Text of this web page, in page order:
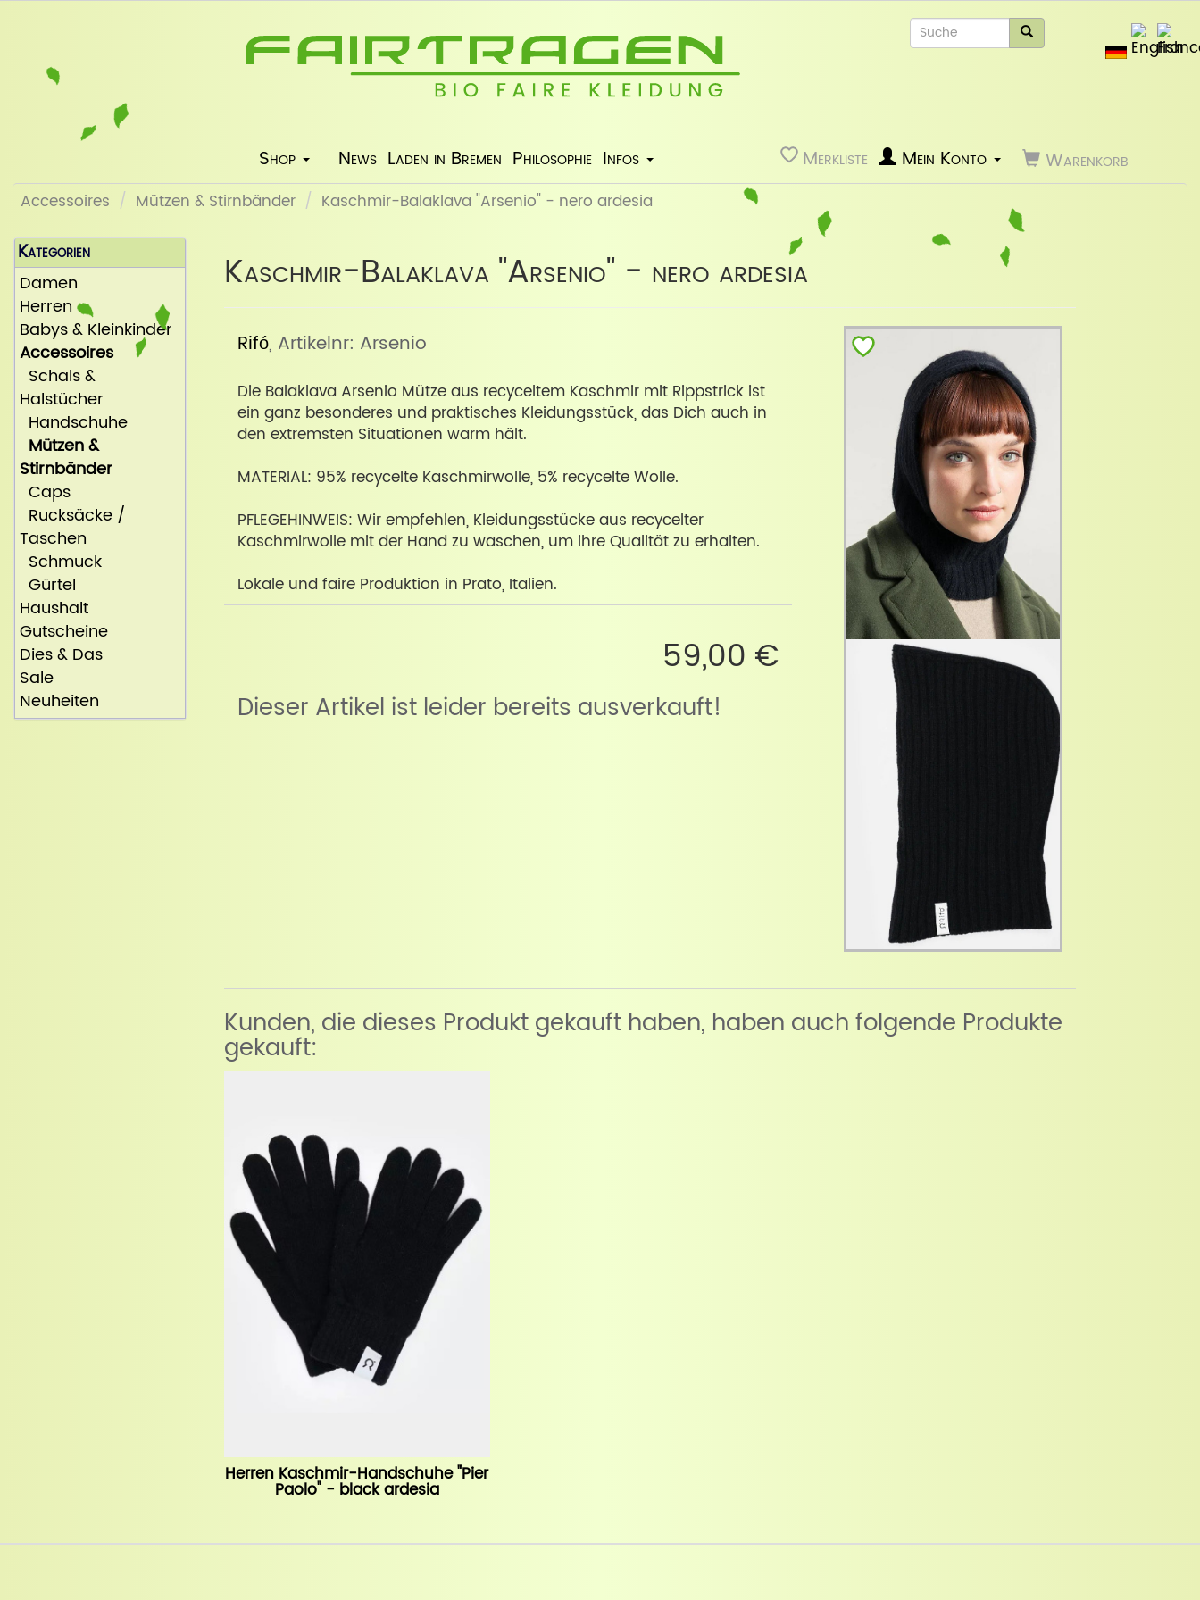
Shop News Läden in Bremen Philosophie Infos Merkliste Warenkorb
Mein Konto
Accessoires Mützen & Stirnbänder Kaschmir-Balaklava "Arsenio" - nero ardesia
Kaschmir-Balaklava "Arsenio" - nero ardesia
Rifó, Artikelnr: Arsenio
Die Balaklava Arsenio Mütze aus recyceltem Kaschmir mit Rippstrick ist
ein ganz besonderes und praktisches Kleidungsstück, das Dich auch in
den extremsten Situationen warm hält.
MATERIAL: 95% recycelte Kaschmirwolle, 5% recycelte Wolle.
PFLEGEHINWEIS: Wir empfehlen, Kleidungsstücke aus recycelter
Kaschmirwolle mit der Hand zu waschen, um ihre Qualität zu erhalten.
Lokale und faire Produktion in Prato, Italien.
59,00 €
Dieser Artikel ist leider bereits ausverkauft!
Kunden, die dieses Produkt gekauft haben, haben auch folgende Produkte
gekauft:
Herren Kaschmir-Handschuhe "Pier
Paolo" - black ardesia
Kategorien
Damen
Herren
Babys & Kleinkinder
Accessoires
Schals &
Halstücher
Handschuhe
Mützen &
Stirnbänder
Caps
Rucksäcke /
Taschen
Schmuck
Gürtel
Haushalt
Gutscheine
Dies & Das
Sale
Neuheiten